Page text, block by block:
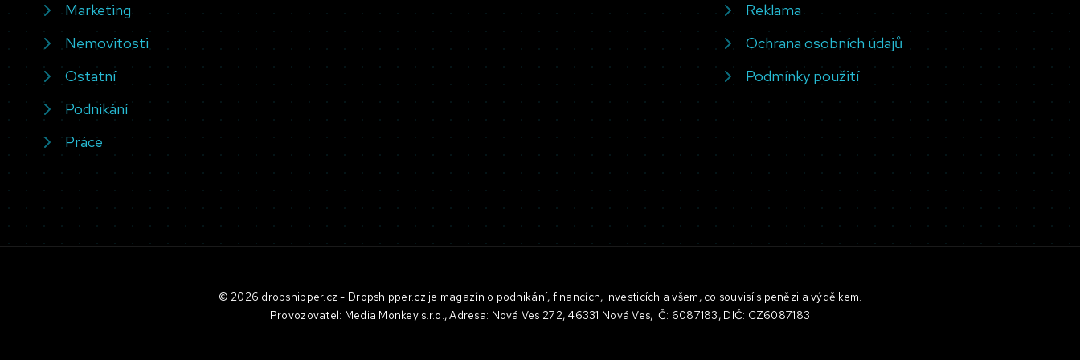
Marketing
Nemovitosti
Ostatní
Podnikání
Práce
Reklama
Ochrana osobních údajů
Podmínky použití
© 2026 dropshipper.cz - Dropshipper.cz je magazín o podnikání, financích, investicích a všem, co souvisí s penězi a výdělkem.
Provozovatel: Media Monkey s.r.o., Adresa: Nová Ves 272, 46331 Nová Ves, IČ: 6087183, DIČ: CZ6087183